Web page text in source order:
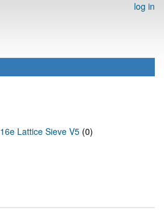
log in
16e Lattice Sieve V5 (0)